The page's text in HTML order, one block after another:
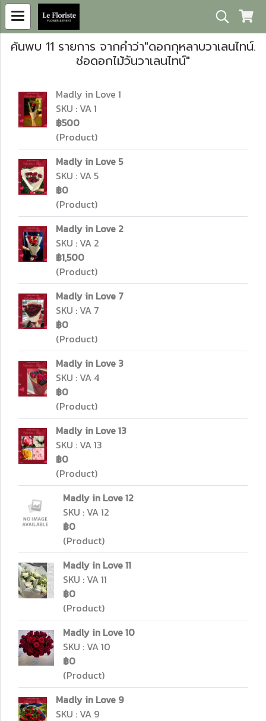
ค้นพบ 11 รายการ จากคำว่า"ดอกกุหลาบวาเลนไทน์.
ช่อดอกไม้วันวาเลนไทน์"
Madly in Love 1
SKU : VA 1
฿500
(Product)
Madly in Love 5
SKU : VA 5
฿0
(Product)
Madly in Love 2
SKU : VA 2
฿1,500
(Product)
Madly in Love 7
SKU : VA 7
฿0
(Product)
Madly in Love 3
SKU : VA 4
฿0
(Product)
Madly in Love 13
SKU : VA 13
฿0
(Product)
Madly in Love 12
SKU : VA 12
฿0
(Product)
Madly in Love 11
SKU : VA 11
฿0
(Product)
Madly in Love 10
SKU : VA 10
฿0
(Product)
Madly in Love 9
SKU : VA 9